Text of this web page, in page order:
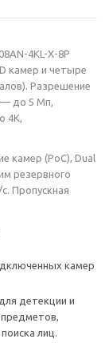
4KL-X-8P
камер и четыре
Разрешение
— до 5 Мп,
4K,
камер (PoC), Dual
резервного
Пропускная
камер
детекции и
лиц.